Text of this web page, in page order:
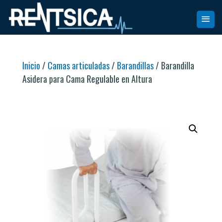
Inicio / Camas articuladas/ Barandillas/ Barandilla
Asidera para Cama Regulable en Altura